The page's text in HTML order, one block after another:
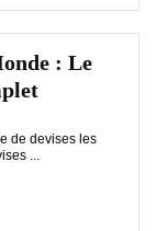
: Le
de devises les
...